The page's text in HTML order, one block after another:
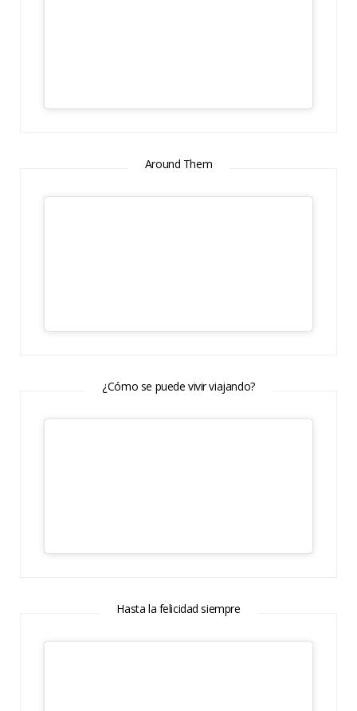
Around Them
¿Cómo se puede vivir viajando?
Hasta la felicidad siempre